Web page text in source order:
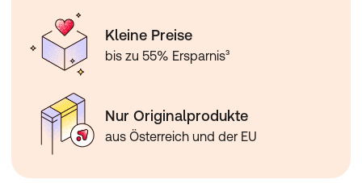
Kleine Preise
bis zu 55% Ersparnis³
Nur Originalprodukte
aus Österreich und der EU